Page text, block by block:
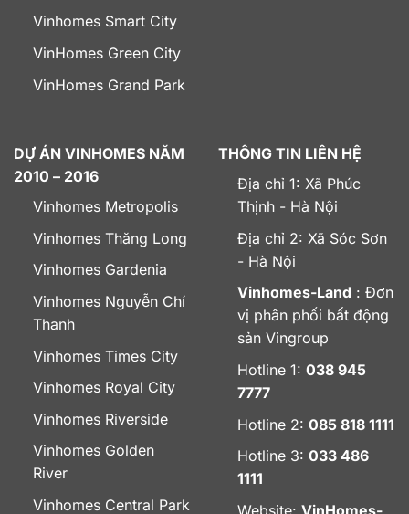
Vinhomes Smart City
VinHomes Green City
VinHomes Grand Park
DỰ ÁN VINHOMES NĂM
2010 – 2016
Vinhomes Metropolis
Vinhomes Thăng Long
Vinhomes Gardenia
Vinhomes Nguyễn Chí
Thanh
Vinhomes Times City
Vinhomes Royal City
Vinhomes Riverside
Vinhomes Golden
River
Vinhomes Central Park
THÔNG TIN LIÊN HỆ
Địa chỉ 1: Xã Phúc
Thịnh - Hà Nội
Địa chỉ 2: Xã Sóc Sơn
- Hà Nội
Vinhomes-Land : Đơn
vị phân phối bất động
sản Vingroup
Hotline 1: 038 945
7777
Hotline 2: 085 818 1111
Hotline 3: 033 486
1111
Website: VinHomes-